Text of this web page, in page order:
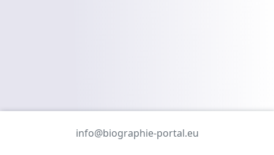
info@biographie-portal.eu